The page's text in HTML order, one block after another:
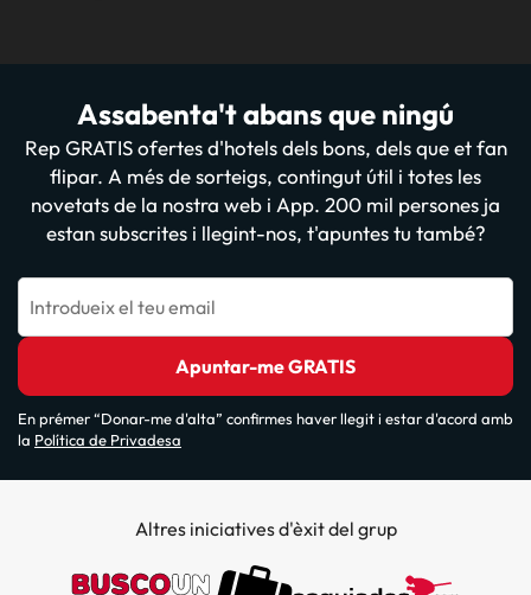
Assabenta't abans que ningú
Rep GRATIS ofertes d'hotels dels bons, dels que et fan
flipar. A més de sorteigs, contingut útil i totes les
novetats de la nostra web i App. 200 mil persones ja
estan subscrites i llegint-nos, t'apuntes tu també?
Introdueix el teu email
Apuntar-me GRATIS
En prémer “Donar-me d'alta” confirmes haver llegit i estar d'acord amb
la Política de Privadesa
Altres iniciatives d'èxit del grup